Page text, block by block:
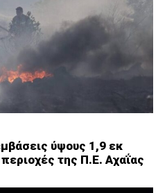
ύψους 1,9 εκ
της Π.Ε. Αχαΐας